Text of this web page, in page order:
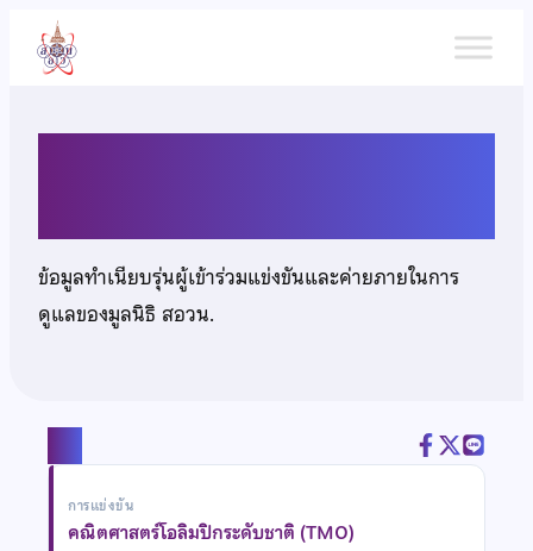
เนื้อหา
ข้อมูลทำเนียบรุ่นผู้เข้าร่วมแข่งขันและค่ายภายในการ
ดูแลของมูลนิธิ สอวน.
การแข่งขัน
คณิตศาสตร์โอลิมปิกระดับชาติ (TMO)